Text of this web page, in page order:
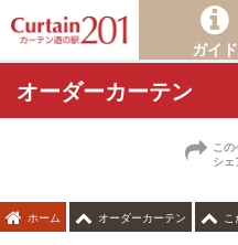
ガイド
オーダーカーテン
この
シェ
ホーム オーダーカーテン